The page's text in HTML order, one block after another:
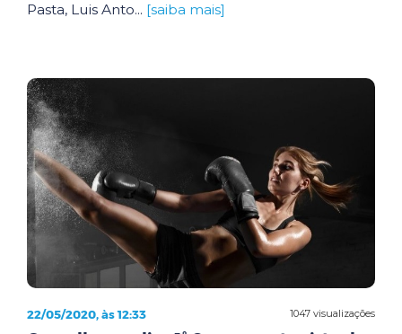
Pasta, Luis Anto... [saiba mais]
1047 visualizações
22/05/2020, às 12:33